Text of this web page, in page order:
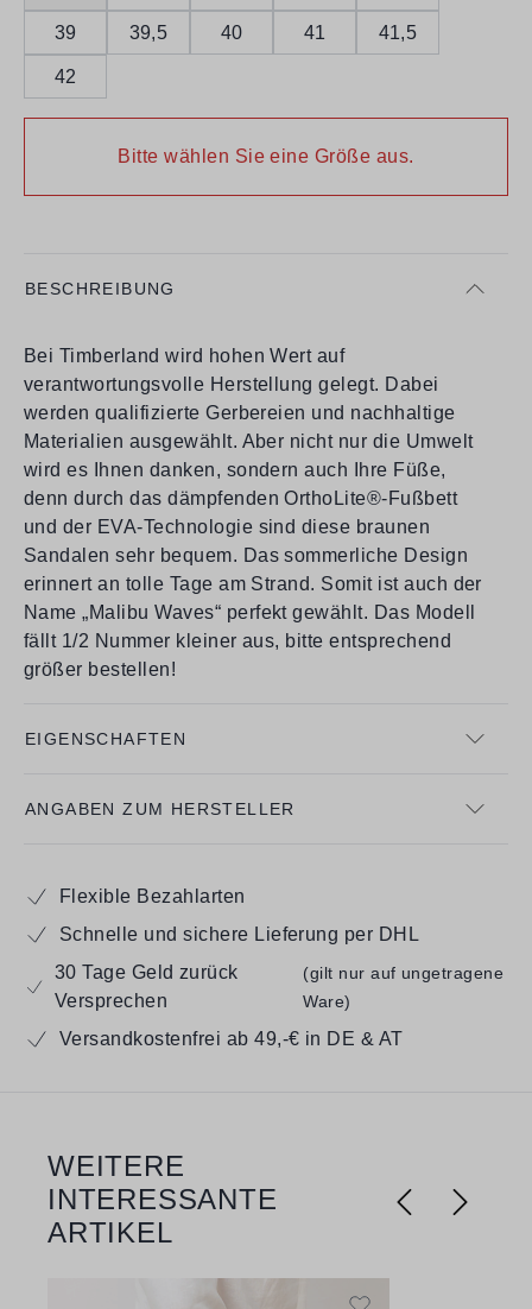
39 39,5 40 41 41,5
42
Bitte wählen Sie eine Größe aus.
BESCHREIBUNG
Bei Timberland wird hohen Wert auf
verantwortungsvolle Herstellung gelegt. Dabei
werden qualifizierte Gerbereien und nachhaltige
Materialien ausgewählt. Aber nicht nur die Umwelt
wird es Ihnen danken, sondern auch Ihre Füße,
denn durch das dämpfenden OrthoLite®-Fußbett
und der EVA-Technologie sind diese braunen
Sandalen sehr bequem. Das sommerliche Design
erinnert an tolle Tage am Strand. Somit ist auch der
Name „Malibu Waves“ perfekt gewählt. Das Modell
fällt 1/2 Nummer kleiner aus, bitte entsprechend
größer bestellen!
EIGENSCHAFTEN
ANGABEN ZUM HERSTELLER
Flexible Bezahlarten
Schnelle und sichere Lieferung per DHL
30 Tage Geld zurück
Versprechen
(gilt nur auf ungetragene
Ware)
Versandkostenfrei ab 49,-€ in DE & AT
Produktgalerie überspringen
WEITERE
INTERESSANTE
ARTIKEL